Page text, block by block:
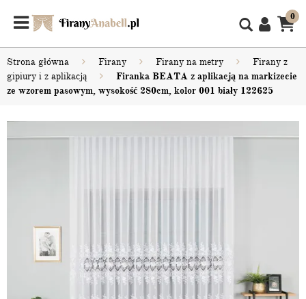
0
Strona główna Firany Firany na metry
Firany z
gipiury i z aplikacją
Firanka BEATA z aplikacją na markizecie
ze wzorem pasowym, wysokość 280cm, kolor 001 biały 122625